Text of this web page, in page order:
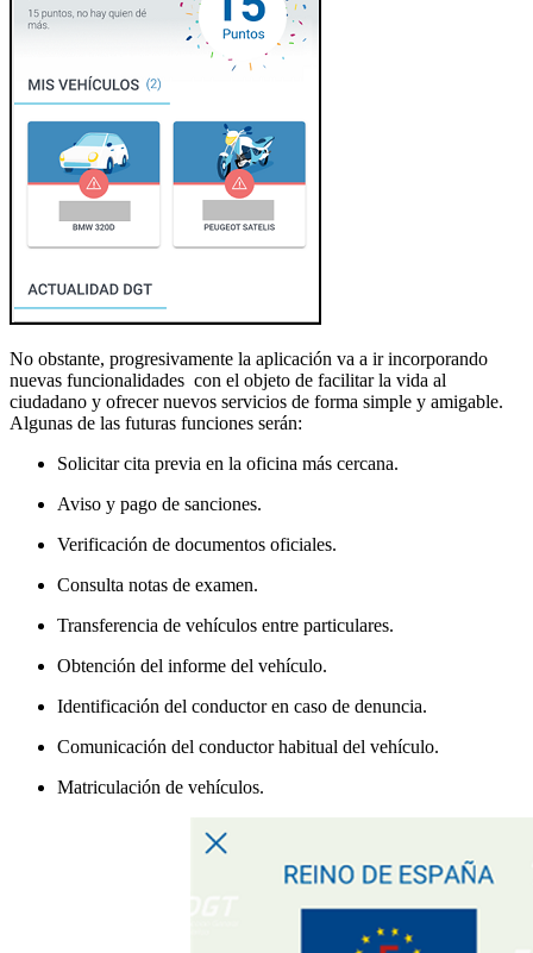
No obstante, progresivamente la aplicación va a ir incorporando
nuevas funcionalidades con el objeto de facilitar la vida al
ciudadano y ofrecer nuevos servicios de forma simple y amigable.
Algunas de las futuras funciones serán:
Solicitar cita previa en la oficina más cercana.
Aviso y pago de sanciones.
Verificación de documentos oficiales.
Consulta notas de examen.
Transferencia de vehículos entre particulares.
Obtención del informe del vehículo.
Identificación del conductor en caso de denuncia.
Comunicación del conductor habitual del vehículo.
Matriculación de vehículos.